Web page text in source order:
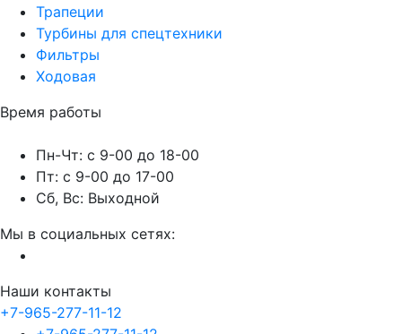
Трапеции
Турбины для спецтехники
Фильтры
Ходовая
Время работы
Пн-Чт: с 9-00 до 18-00
Пт: с 9-00 до 17-00
Сб, Вс: Выходной
Мы в социальных сетях:
Наши контакты
+7-965-277-11-12